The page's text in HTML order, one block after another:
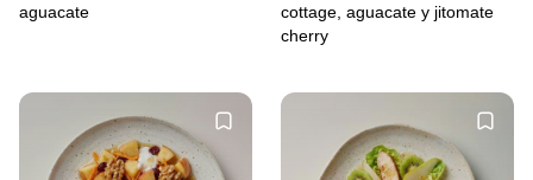
aguacate
cottage, aguacate y jitomate
cherry